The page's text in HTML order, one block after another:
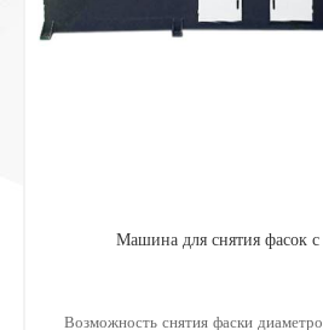
Машина для снятия фасок
Возможность снятия фаски